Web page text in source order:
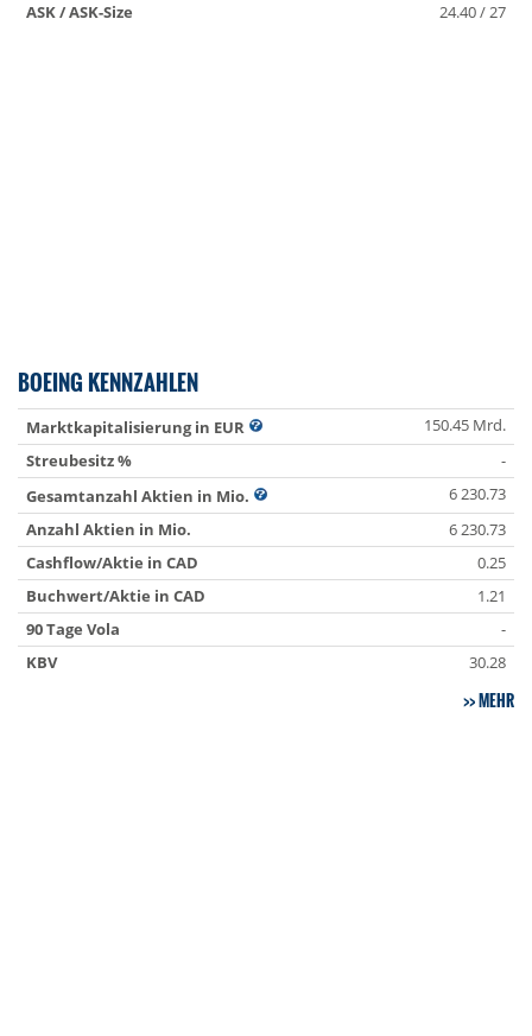
ASK / ASK-Size
24.40 / 27
BOEING KENNZAHLEN
Marktkapitalisierung in EUR
150.45 Mrd.
Streubesitz %
-
Gesamtanzahl Aktien in Mio.
6 230.73
Anzahl Aktien in Mio.
6 230.73
Cashflow/Aktie in CAD
0.25
Buchwert/Aktie in CAD
1.21
90 Tage Vola
-
KBV
30.28
MEHR